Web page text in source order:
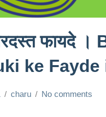
फायदे
ke Fayde
charu No comments